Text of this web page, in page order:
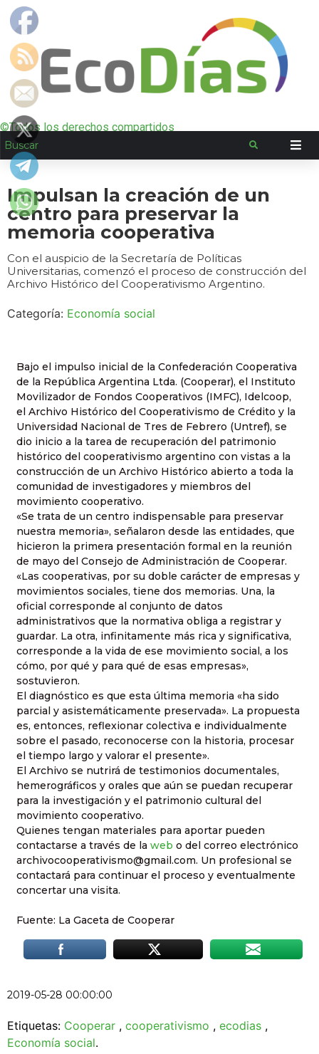
©Todos los derechos compartidos
Impulsan la creación de un
centro para preservar la
memoria cooperativa
Con el auspicio de la Secretaría de Políticas
Universitarias, comenzó el proceso de construcción del
Archivo Histórico del Cooperativismo Argentino.
Categoría: Economía social
Bajo el impulso inicial de la Confederación Cooperativa
de la República Argentina Ltda. (Cooperar), el Instituto
Movilizador de Fondos Cooperativos (IMFC), Idelcoop,
el Archivo Histórico del Cooperativismo de Crédito y la
Universidad Nacional de Tres de Febrero (Untref), se
dio inicio a la tarea de recuperación del patrimonio
histórico del cooperativismo argentino con vistas a la
construcción de un Archivo Histórico abierto a toda la
comunidad de investigadores y miembros del
movimiento cooperativo.
«Se trata de un centro indispensable para preservar
nuestra memoria», señalaron desde las entidades, que
hicieron la primera presentación formal en la reunión
de mayo del Consejo de Administración de Cooperar.
«Las cooperativas, por su doble carácter de empresas y
movimientos sociales, tiene dos memorias. Una, la
oficial corresponde al conjunto de datos
administrativos que la normativa obliga a registrar y
guardar. La otra, infinitamente más rica y significativa,
corresponde a la vida de ese movimiento social, a los
cómo, por qué y para qué de esas empresas»,
sostuvieron.
El diagnóstico es que esta última memoria «ha sido
parcial y asistemáticamente preservada». La propuesta
es, entonces, reflexionar colectiva e individualmente
sobre el pasado, reconocerse con la historia, procesar
el tiempo largo y valorar el presente».
El Archivo se nutrirá de testimonios documentales,
hemerográficos y orales que aún se puedan recuperar
para la investigación y el patrimonio cultural del
movimiento cooperativo.
Quienes tengan materiales para aportar pueden
contactarse a través de la web o del correo electrónico
archivocooperativismo@gmail.com. Un profesional se
contactará para continuar el proceso y eventualmente
concertar una visita.
Fuente: La Gaceta de Cooperar
2019-05-28 00:00:00
Etiquetas: Cooperar , cooperativismo , ecodias ,
Economía social.